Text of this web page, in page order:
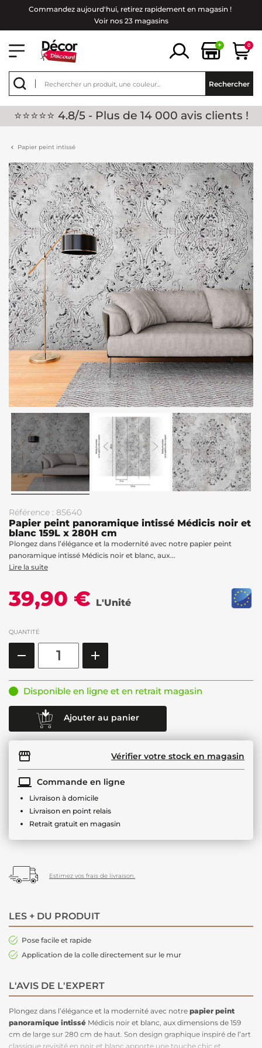
Commandez aujourd'hui, retirez rapidement en magasin !
Voir nos 23 magasins
+ 0
Rechercher
⭐⭐⭐⭐⭐ 4.8/5 - Plus de 14 000 avis clients !
Papier peint intissé
Référence : 85640
Papier peint panoramique intissé Médicis noir et
blanc 159L x 280H cm
Plongez dans l’élégance et la modernité avec notre papier peint
panoramique intissé Médicis noir et blanc, aux...
Lire la suite
39,90 € L'Unité
QUANTITÉ
Disponible en ligne et en retrait magasin
Ajouter au panier
Vérifier votre stock en magasin
Commande en ligne
Livraison à domicile
Livraison en point relais
Retrait gratuit en magasin
Estimez vos frais de livraison.
LES + DU PRODUIT
Pose facile et rapide
Application de la colle directement sur le mur
L'AVIS DE L'EXPERT
Plongez dans l’élégance et la modernité avec notre papier peint
panoramique intissé Médicis noir et blanc, aux dimensions de 159
cm de large sur 280 cm de haut. Son design graphique inspiré de l’art
classique revisité en noir et blanc apporte une touche chic et